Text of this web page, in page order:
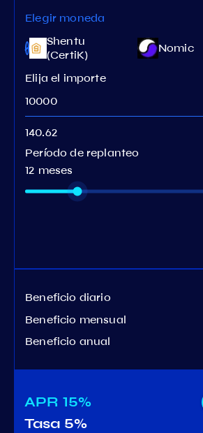
Elegir moneda
Shentu
(CertiK)
Nomic
Elija el importe
Período de replanteo
12 meses
Beneficio diario
Beneficio mensual
Beneficio anual
APR 15%
Tasa 5%